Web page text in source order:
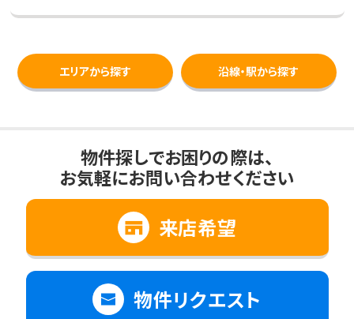
エリアから探す 沿線・駅から探す
物件探しでお困りの際は、
お気軽にお問い合わせください
来店希望
物件リクエスト